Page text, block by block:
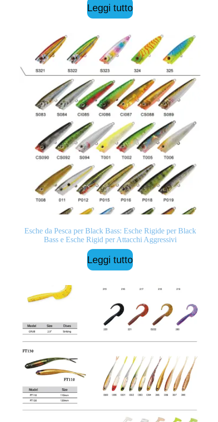
Leggi tutto
Esche da Pesca per Black Bass: Esche Rigide per Black
Bass e Esche Rigid per Attacchi Aggressivi
Leggi tutto